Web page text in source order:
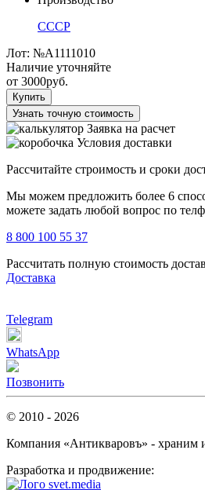
СССР
Лот: №А1111010
Наличие уточняйте
от 3000руб.
Купить
Узнать точную стоимость
Заявка на расчет
Условия доставки
Рассчитайте строимость и сроки
Мы можем предложить более 6
можете задать любой вопрос по
8 800 100 55 37
Рассчитать полную стоимость
Доставка
Telegram
WhatsApp
Позвонить
© 2010 - 2026
Компания «Антикваровъ» - храним
Разработка и продвижение: